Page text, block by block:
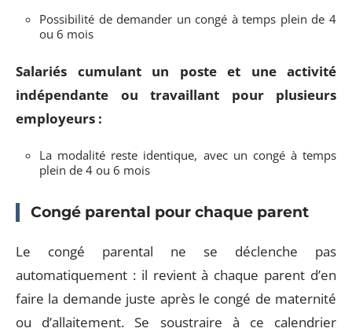
Possibilité de demander un congé à temps plein de 4
ou 6 mois
Salariés cumulant un poste et une activité
indépendante ou travaillant pour plusieurs
employeurs :
La modalité reste identique, avec un congé à temps
plein de 4 ou 6 mois
Congé parental pour chaque parent
Le congé parental ne se déclenche pas
automatiquement : il revient à chaque parent d’en
faire la demande juste après le congé de maternité
ou d’allaitement. Se soustraire à ce calendrier